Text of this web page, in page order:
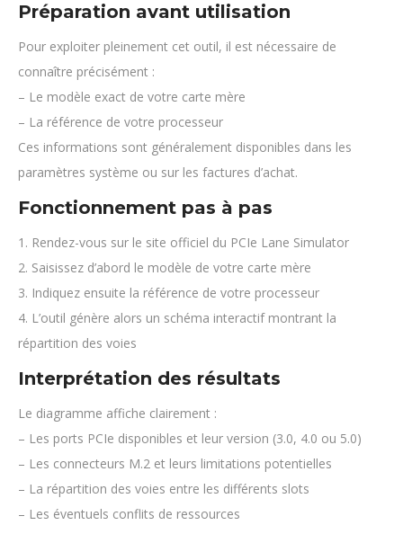
Préparation avant utilisation
Pour exploiter pleinement cet outil, il est nécessaire de
connaître précisément :
– Le modèle exact de votre carte mère
– La référence de votre processeur
Ces informations sont généralement disponibles dans les
paramètres système ou sur les factures d’achat.
Fonctionnement pas à pas
1. Rendez-vous sur le site officiel du PCIe Lane Simulator
2. Saisissez d’abord le modèle de votre carte mère
3. Indiquez ensuite la référence de votre processeur
4. L’outil génère alors un schéma interactif montrant la
répartition des voies
Interprétation des résultats
Le diagramme affiche clairement :
– Les ports PCIe disponibles et leur version (3.0, 4.0 ou 5.0)
– Les connecteurs M.2 et leurs limitations potentielles
– La répartition des voies entre les différents slots
– Les éventuels conflits de ressources